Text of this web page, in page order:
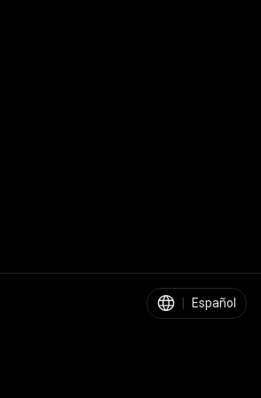
| Español